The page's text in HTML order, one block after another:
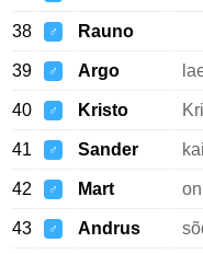
38 ♂ Rauno
39 ♂ Argo
40 ♂ Kristo
41 ♂ Sander
42 ♂ Mart
43 ♂ Andrus